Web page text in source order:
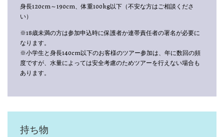
身長120cm～190cm、体重100kg以下（不安な方はご相談くださ
い）
※18歳未満の方は参加申込時に保護者か連帯責任者の署名が必要に
なります。
※小学生と身長140cm以下のお客様のツアー参加は、年に数回の頻
度ですが、水量によっては安全考慮のためツアーを行えない場合も
あります。
持ち物